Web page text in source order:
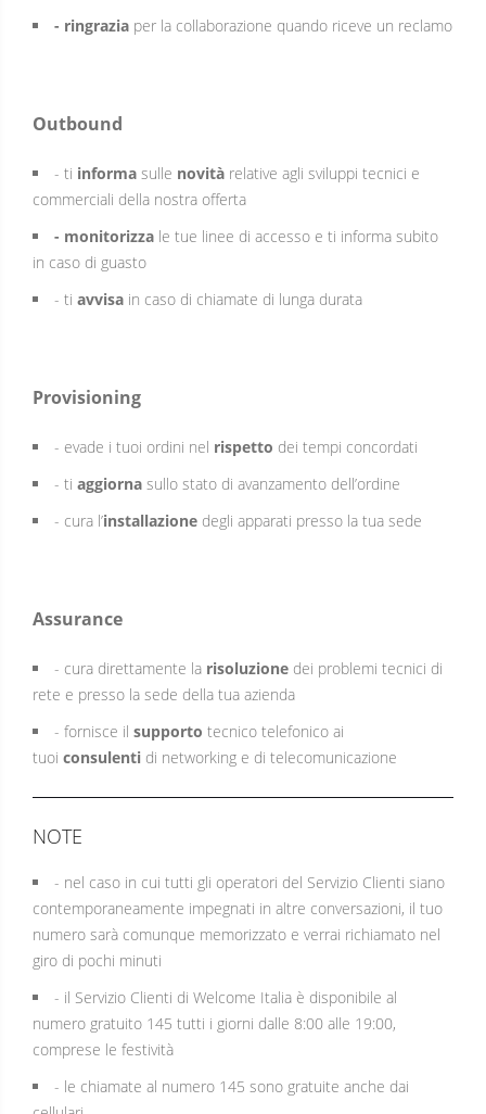
- ringrazia per la collaborazione quando riceve un reclamo
Outbound
- ti informa sulle novità relative agli sviluppi tecnici e
commerciali della nostra offerta
- monitorizza le tue linee di accesso e ti informa subito
in caso di guasto
- ti avvisa in caso di chiamate di lunga durata
Provisioning
- evade i tuoi ordini nel rispetto dei tempi concordati
- ti aggiorna sullo stato di avanzamento dell’ordine
- cura l’installazione degli apparati presso la tua sede
Assurance
- cura direttamente la risoluzione dei problemi tecnici di
rete e presso la sede della tua azienda
- fornisce il supporto tecnico telefonico ai
tuoi consulenti di networking e di telecomunicazione
NOTE
- nel caso in cui tutti gli operatori del Servizio Clienti siano
contemporaneamente impegnati in altre conversazioni, il tuo
numero sarà comunque memorizzato e verrai richiamato nel
giro di pochi minuti
- il Servizio Clienti di Welcome Italia è disponibile al
numero gratuito 145 tutti i giorni dalle 8:00 alle 19:00,
comprese le festività
- le chiamate al numero 145 sono gratuite anche dai